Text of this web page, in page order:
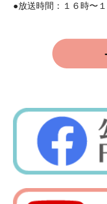
●放送時間：１６時〜